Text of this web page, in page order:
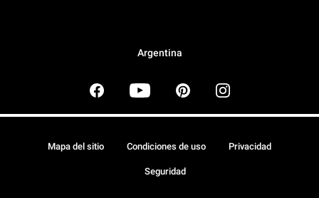
Argentina
Mapa del sitio Condiciones de uso Privacidad
Seguridad